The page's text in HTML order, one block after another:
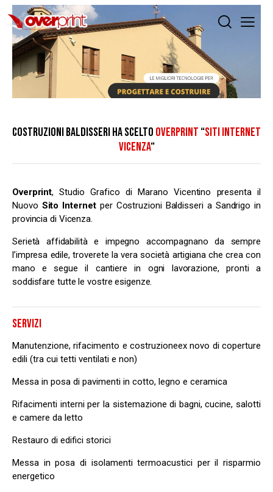
COSTRUZIONI BALDISSERI HA SCELTO OVERPRINT “SITI INTERNET
VICENZA“
Overprint, Studio Grafico di Marano Vicentino presenta il
Nuovo Sito Internetper Costruzioni Baldisseri a Sandrigo in
provincia di Vicenza.
Serietà affidabilità e impegno accompagnano da sempre
l’impresa edile, troverete la vera società artigiana che crea con
mano e segue il cantiere in ogni lavorazione, pronti a
soddisfare tutte le vostre esigenze.
SERVIZI
Manutenzione, rifacimento e costruzioneex novo di coperture
edili (tra cui tetti ventilati e non)
Messa in posa di pavimenti in cotto, legno e ceramica
Rifacimenti interni per la sistemazione di bagni, cucine, salotti
e camere da letto
Restauro di edifici storici
Messa in posa di isolamenti termoacustici per il risparmio
energetico